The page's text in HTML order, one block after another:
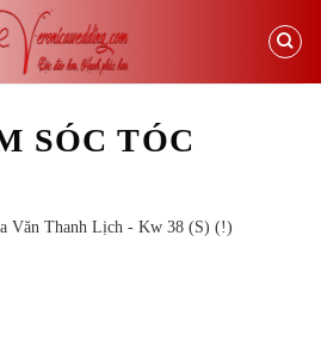
SÓC TÓC